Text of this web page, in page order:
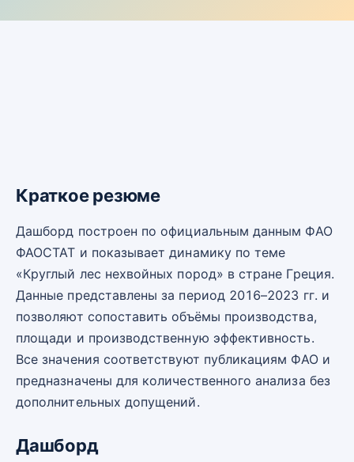
Краткое резюме
Дашборд построен по официальным данным ФАО
ФАОСТАТ и показывает динамику по теме
«Круглый лес нехвойных пород» в стране Греция.
Данные представлены за период 2016–2023 гг. и
позволяют сопоставить объёмы производства,
площади и производственную эффективность.
Все значения соответствуют публикациям ФАО и
предназначены для количественного анализа без
дополнительных допущений.
Дашборд